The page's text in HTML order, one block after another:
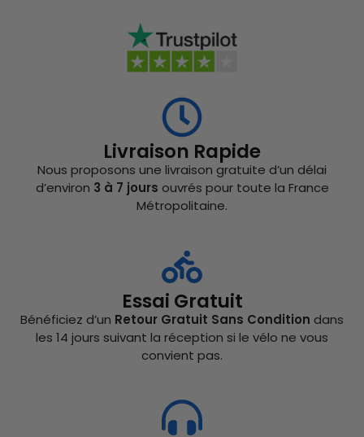
Livraison Rapide
Nous proposons une livraison gratuite d’un délai
d’environ 3 à 7 jours ouvrés pour toute la France
Métropolitaine.
Essai Gratuit
Bénéficiez d’un Retour Gratuit Sans Condition dans
les 14 jours suivant la réception si le vélo ne vous
convient pas.